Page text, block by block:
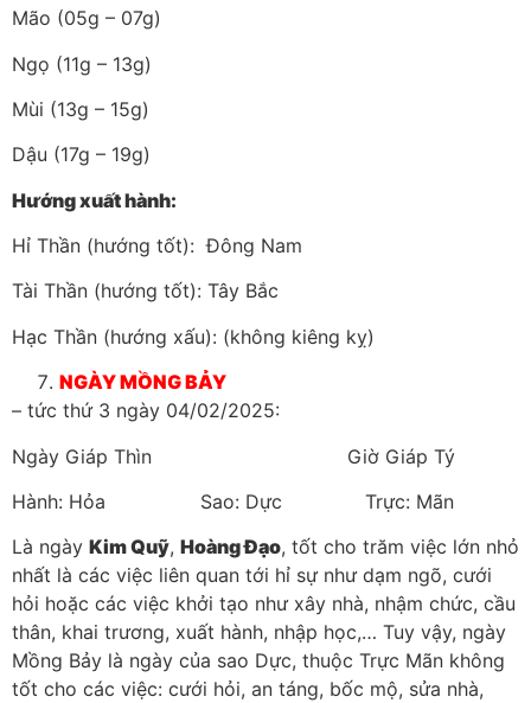
Mão (05g – 07g)
Ngọ (11g – 13g)
Mùi (13g – 15g)
Dậu (17g – 19g)
Hướng xuất hành:
Hỉ Thần (hướng tốt): Đông Nam
Tài Thần (hướng tốt): Tây Bắc
Hạc Thần (hướng xấu): (không kiêng kỵ)
NGÀY MỒNG BẢY
– tức thứ 3 ngày 04/02/2025:
Ngày Giáp Thìn Giờ Giáp Tý
Hành: Hỏa Sao: Dực Trực: Mãn
Là ngày Kim Quỹ, Hoàng Đạo, tốt cho trăm việc lớn nhỏ
nhất là các việc liên quan tới hỉ sự như dạm ngõ, cưới
hỏi hoặc các việc khởi tạo như xây nhà, nhậm chức, cầu
thân, khai trương, xuất hành, nhập học,… Tuy vậy, ngày
Mồng Bảy là ngày của sao Dực, thuộc Trực Mãn không
tốt cho các việc: cưới hỏi, an táng, bốc mộ, sửa nhà,